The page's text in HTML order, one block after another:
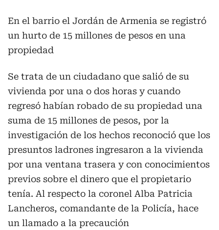
En el barrio el Jordán de Armenia se registró
un hurto de 15 millones de pesos en una
propiedad
Se trata de un ciudadano que salió de su
vivienda por una o dos horas y cuando
regresó habían robado de su propiedad una
suma de 15 millones de pesos, por la
investigación de los hechos reconoció que los
presuntos ladrones ingresaron a la vivienda
por una ventana trasera y con conocimientos
previos sobre el dinero que el propietario
tenía. Al respecto la coronel Alba Patricia
Lancheros, comandante de la Policía, hace
un llamado a la precaución